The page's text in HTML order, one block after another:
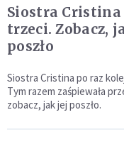
Siostra Cristina
trzeci. Zobacz,
poszło
Siostra Cristina po raz
Tym razem zaśpiewała
zobacz, jak jej poszło.